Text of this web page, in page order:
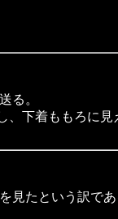
る。
下着ももろに
見たという訳で